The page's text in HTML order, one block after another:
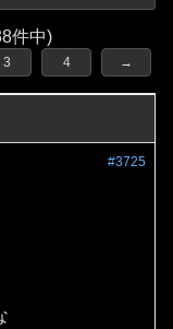
件中)
3 4 →
#3725